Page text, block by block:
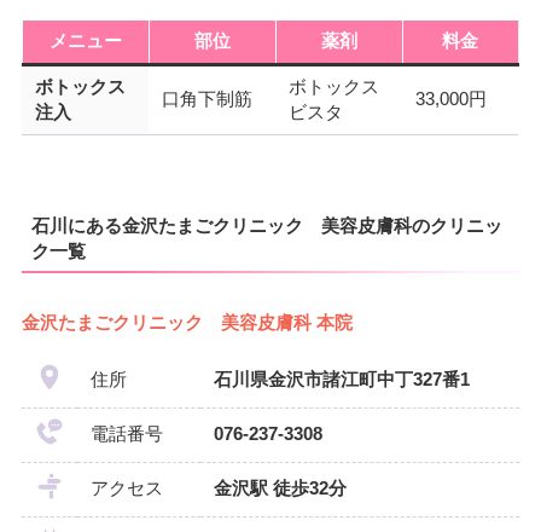
メニュー 部位 薬剤 料金
ボトックス
注入
口角下制筋
ボトックス
ビスタ
33,000円
石川にある金沢たまごクリニック 美容皮膚科のクリニッ
ク一覧
金沢たまごクリニック 美容皮膚科 本院
住所 石川県金沢市諸江町中丁327番1
電話番号 076-237-3308
アクセス 金沢駅 徒歩32分